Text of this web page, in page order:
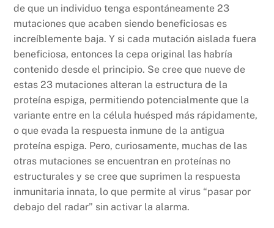
de que un individuo tenga espontáneamente 23
mutaciones que acaben siendo beneficiosas es
increíblemente baja. Y si cada mutación aislada fuera
beneficiosa, entonces la cepa original las habría
contenido desde el principio. Se cree que nueve de
estas 23 mutaciones alteran la estructura de la
proteína espiga, permitiendo potencialmente que la
variante entre en la célula huésped más rápidamente,
o que evada la respuesta inmune de la antigua
proteína espiga. Pero, curiosamente, muchas de las
otras mutaciones se encuentran en proteínas no
estructurales y se cree que suprimen la respuesta
inmunitaria innata, lo que permite al virus “pasar por
debajo del radar” sin activar la alarma.